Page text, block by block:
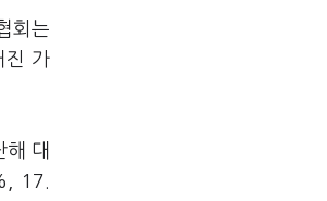
회는
진 가
해 대
17.